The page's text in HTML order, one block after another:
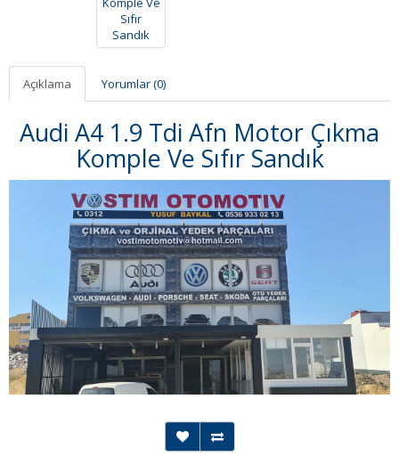
Açıklama Yorumlar (0)
Audi A4 1.9 Tdi Afn Motor Çıkma
Komple Ve Sıfır Sandık